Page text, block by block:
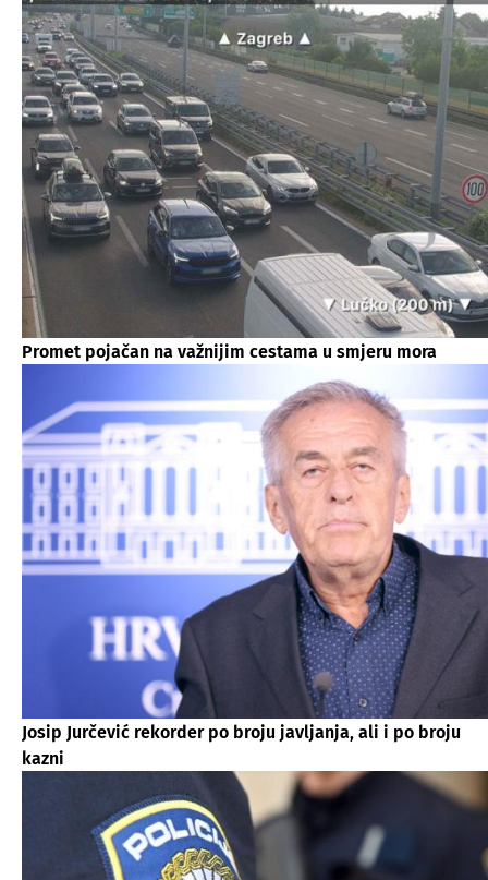
Promet pojačan na važnijim cestama u smjeru mora
Josip Jurčević rekorder po broju javljanja, ali i po broju
kazni